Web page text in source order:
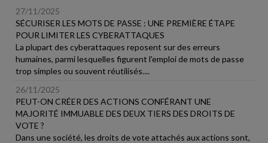
27/11/2025
SÉCURISER LES MOTS DE PASSE : UNE PREMIÈRE ÉTAPE
POUR LIMITER LES CYBERATTAQUES
La plupart des cyberattaques reposent sur des erreurs
humaines, parmi lesquelles figurent l'emploi de mots de passe
trop simples ou souvent réutilisés....
26/11/2025
PEUT-ON CRÉER DES ACTIONS CONFÉRANT UNE
MAJORITÉ IMMUABLE DES DEUX TIERS DES DROITS DE
VOTE ?
Dans une société, les droits de vote attachés aux actions sont,